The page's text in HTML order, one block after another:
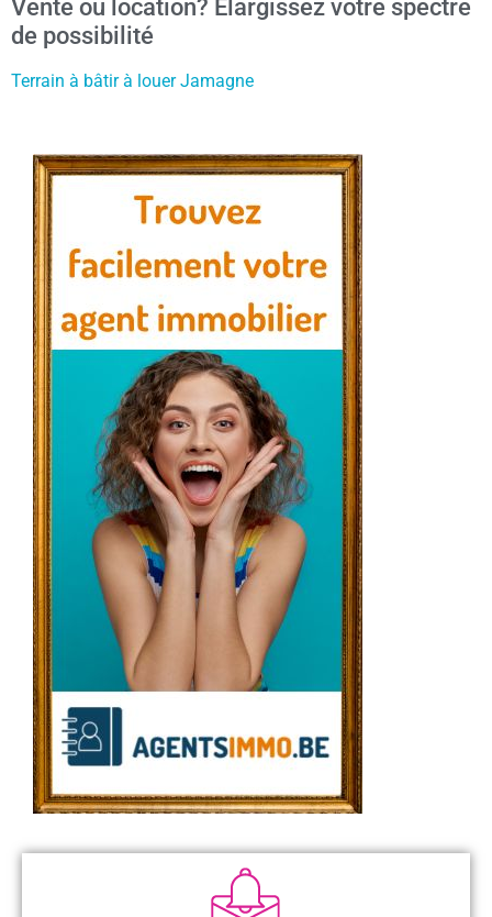
Vente ou location? Élargissez votre spectre
de possibilité
Terrain à bâtir à louer Jamagne